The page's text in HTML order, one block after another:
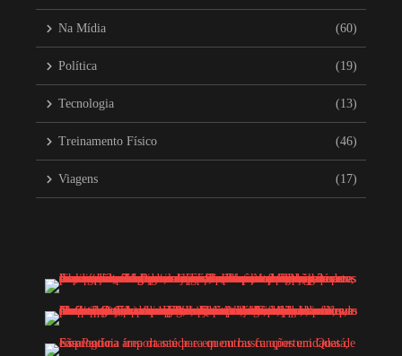
Na Mídia (60)
Política (19)
Tecnologia (13)
Treinamento Físico (46)
Viagens (17)